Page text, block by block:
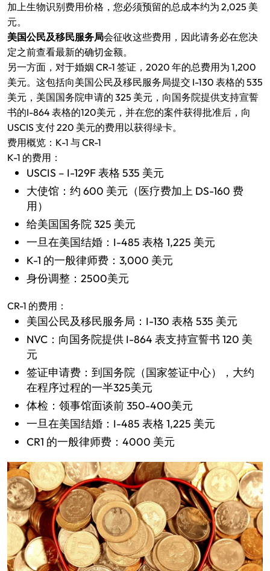
加上生物识别费用价格，您必须预留的总成本约为 2,025 美
元。
美国公民及移民服务局会征收这些费用，因此请务必在您决
定之前查看最新的确切金额。
另一方面，对于婚姻 CR-1 签证，2020 年的总费用为 1,200
美元。这包括向美国公民及移民服务局提交 I-130 表格的 535
美元，美国国务院申请的 325 美元，向国务院提供支持宣誓
书的I-864 表格的120美元，并在您的案件获得批准后，向
USCIS 支付 220 美元的费用以获得绿卡。
费用概览：K-1 与 CR-1
K-1 的费用：
USCIS – I-129F 表格 535 美元
大使馆：约 600 美元（医疗费加上 DS-160 费
用）
给美国国务院 325 美元
一旦在美国结婚：I-485 表格 1,225 美元
K-1 的一般律师费：3,000 美元
身份调整：2500美元
CR-1 的费用：
美国公民及移民服务局：I-130 表格 535 美元
NVC：向国务院提供 I-864 表支持宣誓书 120 美
元
签证申请费：到国务院（国家签证中心），大约
在程序过程的一半325美元
体检：领事馆面谈前 350-400美元
一旦在美国结婚：I-485 表格 1,225 美元
CR1 的一般律师费：4000 美元